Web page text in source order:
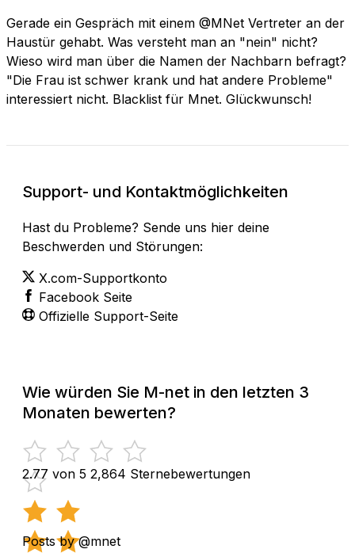
Gerade ein Gespräch mit einem @MNet Vertreter an der
Haustür gehabt. Was versteht man an "nein" nicht?
Wieso wird man über die Namen der Nachbarn befragt?
"Die Frau ist schwer krank und hat andere Probleme"
interessiert nicht. Blacklist für Mnet. Glückwunsch!
Support- und Kontaktmöglichkeiten
Hast du Probleme? Sende uns hier deine
Beschwerden und Störungen:
X.com-Supportkonto
Facebook Seite
Offizielle Support-Seite
Wie würden Sie M-net in den letzten 3
Monaten bewerten?
2.77 von 5 2,864 Sternebewertungen
Posts by @mnet